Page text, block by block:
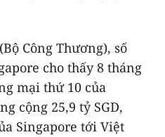
Công Thương), số
cho thấy 8 tháng
mại thứ 10 của
cộng 25,9 tỷ SGD,
Singapore tới Việt